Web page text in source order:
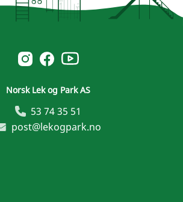
Norsk Leg & Park instagram
Norsk Leg & Park facebook
Norsk Leg & Park youtube
Norsk Lek og Park AS
53 74 35 51
post@lekogpark.no